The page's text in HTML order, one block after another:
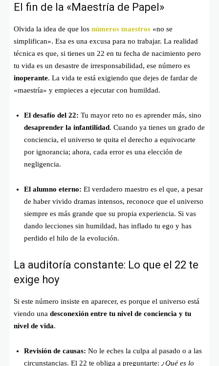
El fin de la «Maestría de Papel»
Olvida la idea de que los números maestros «no se
simplifican». Esa es una excusa para no trabajar. La realidad
técnica es que, si tienes un 22 en tu fecha de nacimiento pero
tu vida es un desastre de irresponsabilidad, ese número es
inoperante. La vida te está exigiendo que dejes de fardar de
«maestría» y empieces a ejecutar con humildad.
El desafío del 22: Tu mayor reto no es aprender más, sino
desaprender la infantilidad. Cuando ya tienes un grado de
conciencia, el universo te quita el derecho a equivocarte
por ignorancia; ahora, cada error es una elección de
negligencia.
El alumno eterno: El verdadero maestro es el que, a pesar
de haber vivido dramas intensos, reconoce que el universo
siempre es más grande que su propia experiencia. Si vas
dando lecciones sin humildad, has inflado tu ego y has
perdido el hilo de la evolución.
La auditoría constante: Lo que el 22 te
exige hoy
Si este número insiste en aparecer, es porque el universo está
viendo una desconexión entre tu nivel de conciencia y tu
nivel de vida.
Revisión de causas: No le eches la culpa al pasado o a las
circunstancias. El 22 te obliga a preguntarte: ¿Qué es lo